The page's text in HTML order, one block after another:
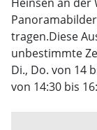
tragen.Diese
unbestimmte
Di., Do. von 14
von 14:30 bis